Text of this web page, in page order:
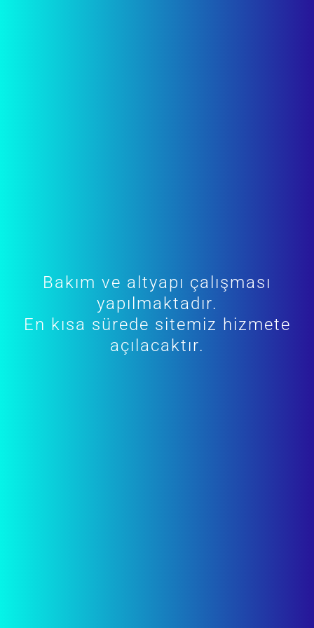
Bakım ve altyapı çalışması
yapılmaktadır.
En kısa sürede sitemiz hizmete
açılacaktır.